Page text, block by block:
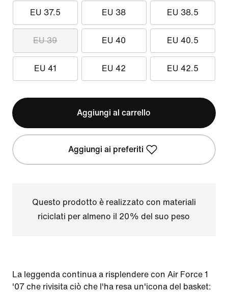
EU 37.5 EU 38 EU 38.5
EU 39 EU 40 EU 40.5
EU 41 EU 42 EU 42.5
Aggiungi al carrello
Aggiungi ai preferiti
Questo prodotto è realizzato con materiali
riciclati per almeno il 20% del suo peso
La leggenda continua a risplendere con Air Force 1
'07 che rivisita ciò che l'ha resa un'icona del basket: